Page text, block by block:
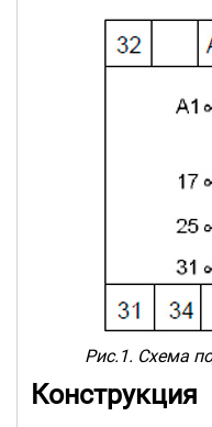
Рис.1. Схема
Конструкция